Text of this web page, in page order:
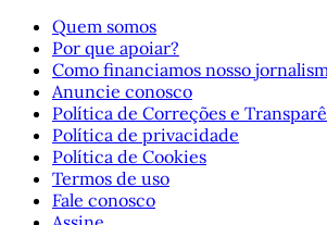
Quem somos
Por que apoiar?
Como financiamos nosso
Anuncie conosco
Política de Correções e
Política de privacidade
Política de Cookies
Termos de uso
Fale conosco